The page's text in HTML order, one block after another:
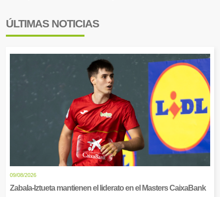
ÚLTIMAS NOTICIAS
09/08/2026
Zabala-Iztueta mantienen el liderato en el Masters CaixaBank